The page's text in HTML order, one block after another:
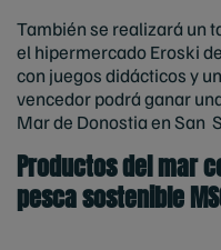
También se realizará un
el hipermercado Eroski
con juegos didácticos y
vencedor podrá ganar
Mar de Donostia en San
Productos del mar
pesca sostenible